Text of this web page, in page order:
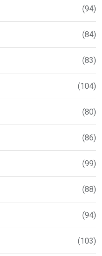
(94)
(84)
(83)
(104)
(80)
(86)
(99)
(88)
(94)
(103)